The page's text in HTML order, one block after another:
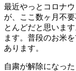
最近やっとコロナ
が、ここ数ヶ月不
とんどだと思いま
ます。普段のお米
あります。
自粛が解除になっ